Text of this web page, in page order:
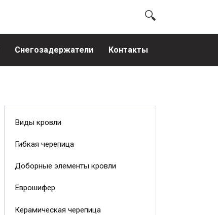
Снегозадержатели Контакты
Виды кровли
Гибкая черепица
Доборные элементы кровли
Еврошифер
Керамическая черепица